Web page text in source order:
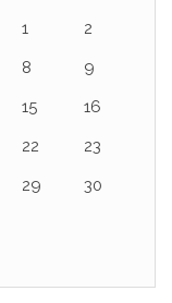
1
2
8
9
15
16
22
23
29
30